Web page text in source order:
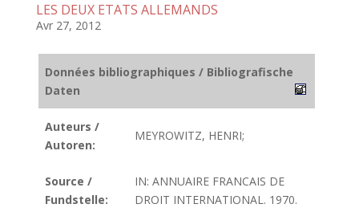
LES DEUX ETATS ALLEMANDS
Avr 27, 2012
Données bibliographiques / Bibliografische
Daten
Auteurs /
Autoren:
MEYROWITZ, HENRI;
Source /
Fundstelle:
IN: ANNUAIRE FRANCAIS DE
DROIT INTERNATIONAL. 1970.